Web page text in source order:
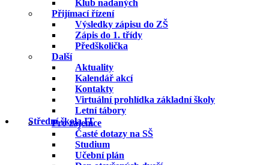
Klub nadaných
Přijímací řízení
Výsledky zápisu do ZŠ
Zápis do 1. třídy
Předškolička
Další
Aktuality
Kalendář akcí
Kontakty
Virtuální prohlídka základní školy
Letní tábory
Střední škola IT
Pro zájemce
Časté dotazy na SŠ
Studium
Učební plán